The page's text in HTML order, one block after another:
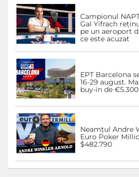
Campionul
Gal Yifrach
pe un aeroport
ce este acuzat
EPT Barcelona
16-29 august.
buy-in de €5.300
Neamțul Andre
Euro Poker
$482.790